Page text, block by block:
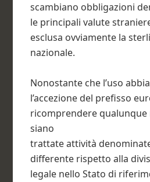
scambiano obbligazioni
le principali valute
esclusa ovviamente la
nazionale.
Nonostante che l’uso
l’accezione del prefisso
ricomprendere qualunque
siano
trattate attività
differente rispetto alla
legale nello Stato di